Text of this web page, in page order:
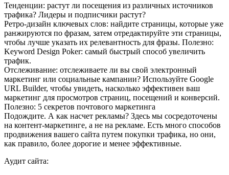
Тенденции: растут ли посещения из различных источников
трафика? Лидеры и подписчики растут?
Ретро-дизайн ключевых слов: найдите страницы, которые уже
ранжируются по фразам, затем отредактируйте эти страницы,
чтобы лучше указать их релевантность для фразы. Полезно:
Keyword Design Poker: самый быстрый способ увеличить
трафик.
Отслеживание: отслеживаете ли вы свой электронный
маркетинг или социальные кампании? Используйте Google
URL Builder, чтобы увидеть, насколько эффективен ваш
маркетинг для просмотров страниц, посещений и конверсий.
Полезно: 5 секретов почтового маркетинга
Подождите. А как насчет рекламы? Здесь мы сосредоточены
на контент-маркетинге, а не на рекламе. Есть много способов
продвижения вашего сайта путем покупки трафика, но они,
как правило, более дорогие и менее эффективные.
Аудит сайта: